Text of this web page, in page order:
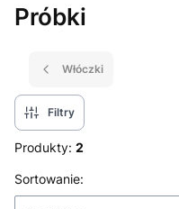
Próbki
Włóczki
Filtry
Produkty: 2
Lista produktów
Sortowanie: